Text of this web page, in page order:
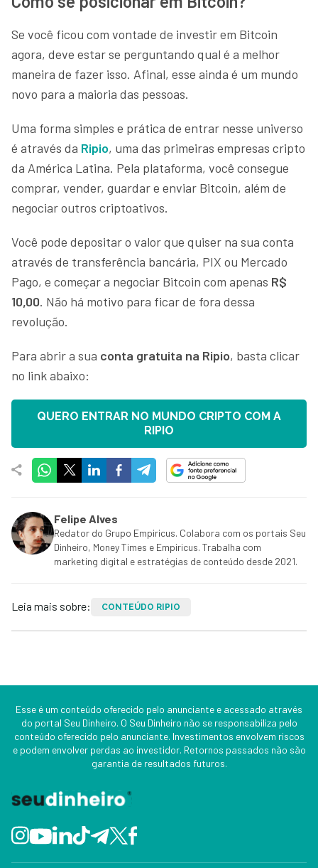
Se você ficou com vontade de investir em Bitcoin
agora, deve estar se perguntando qual é a melhor
maneira de fazer isso. Afinal, esse ainda é um mundo
novo para a maioria das pessoas.
Uma forma simples e prática de entrar nesse universo
é através da Ripio, uma das primeiras empresas cripto
da América Latina. Pela plataforma, você consegue
comprar, vender, guardar e enviar Bitcoin, além de
negociar outros criptoativos.
Você pode depositar o valor que quiser na sua conta
através de transferência bancária, PIX ou Mercado
Pago, e começar a negociar Bitcoin com apenas R$
10,00. Não há motivo para ficar de fora dessa
revolução.
Para abrir a sua conta gratuita na Ripio, basta clicar
no link abaixo:
QUERO ENTRAR NO MUNDO CRIPTO COM A
RIPIO
Felipe Alves
Redator do Grupo Empiricus. Colabora com os portais Seu
Dinheiro, Money Times e Empiricus. Trabalha com
marketing digital e estratégias de conteúdo desde 2021.
Leia mais sobre: CONTEÚDO RIPIO
Esse é um conteúdo oferecido pelo anunciante e acessado através
do portal Seu Dinheiro. O Seu Dinheiro não se responsabiliza pelo
conteúdo oferecido pelo anunciante. Investimentos envolvem riscos
e podem envolver perdas ao investidor. Retornos passados não são
garantia de resultados futuros.